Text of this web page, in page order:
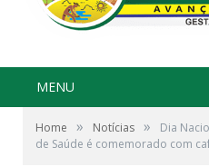
MENU
Home » Notícias »
Dia
de Saúde é comemorado com